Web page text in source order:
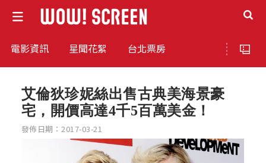
電影資訊 星聞花絮 台北票房
艾倫狄珍妮絲出售古典美海景豪
宅，開價高達4千5百萬美金！
發佈日期：2017-03-21